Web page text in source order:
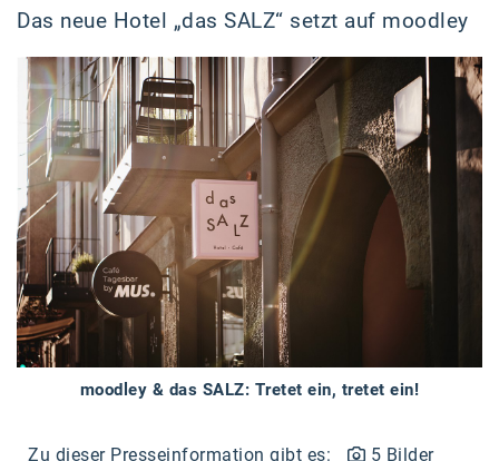
BBDO Wien
bellaflora
Be.See.
BISON
Brandl Talos
Braun
BRP-Rotax
Bundesdenkmalamt
Calle Libre
Enkeltaugliches Österreich
Das neue Hotel „das SALZ“ setzt auf moodley
moodley & das SALZ: Tretet ein, tretet ein!
Zu dieser Presseinformation gibt es: 5 Bilder